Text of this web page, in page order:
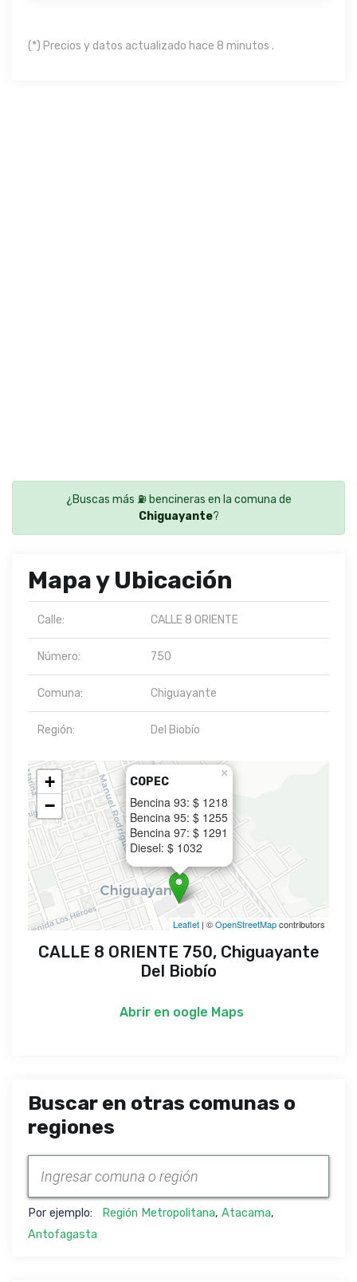
(*) Precios y datos actualizado hace 8 minutos .
¿Buscas más ⛽ bencineras en la comuna de
Chiguayante?
Mapa y Ubicación
Calle: CALLE 8 ORIENTE
Número: 750
Comuna: Chiguayante
Región: Del Biobío
COPEC
Bencina 93: $ 1218
Bencina 95: $ 1255
Bencina 97: $ 1291
Diesel: $ 1032
×
+
−
Leaflet | ©OpenStreetMapcontributors
CALLE 8 ORIENTE 750, Chiguayante
Del Biobío
Abrir en oogle Maps
Buscar en otras comunas o
regiones
Por ejemplo: Región Metropolitana, Atacama,
Antofagasta